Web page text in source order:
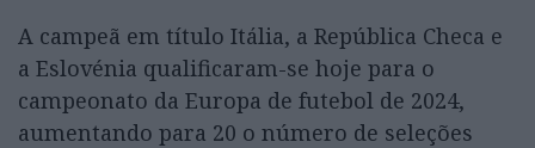
A campeã em título Itália, a República Checa e
a Eslovénia qualificaram-se hoje para o
campeonato da Europa de futebol de 2024,
aumentando para 20 o número de seleções